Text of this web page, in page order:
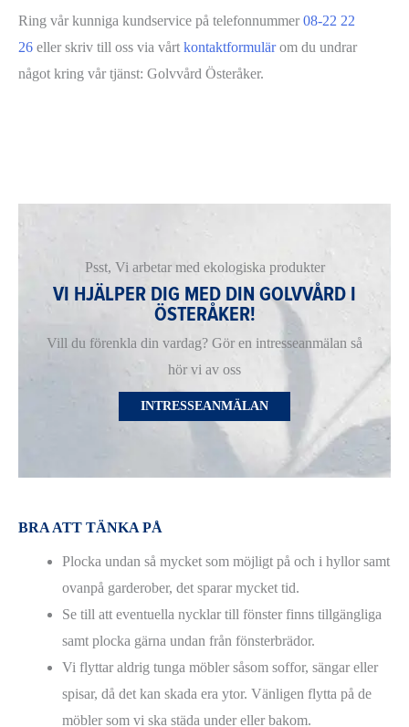
Ring vår kunniga kundservice på telefonnummer 08-22 22
26 eller skriv till oss via vårt kontaktformulärom du undrar
något kring vår tjänst: Golvvård Österåker.
Psst, Vi arbetar med ekologiska produkter
VI HJÄLPER DIG MED DIN GOLVVÅRD I
ÖSTERÅKER!
Vill du förenkla din vardag? Gör en intresseanmälan så
hör vi av oss
INTRESSEANMÄLAN
BRA ATT TÄNKA PÅ
Plocka undan så mycket som möjligt på och i hyllor samt
ovanpå garderober, det sparar mycket tid.
Se till att eventuella nycklar till fönster finns tillgängliga
samt plocka gärna undan från fönsterbrädor.
Vi flyttar aldrig tunga möbler såsom soffor, sängar eller
spisar, då det kan skada era ytor. Vänligen flytta på de
möbler som vi ska städa under eller bakom.